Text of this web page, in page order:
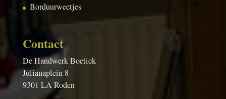
Borduurweetjes
Contact
De Handwerk Boetiek
Julianaplein 8
9301 LA Roden